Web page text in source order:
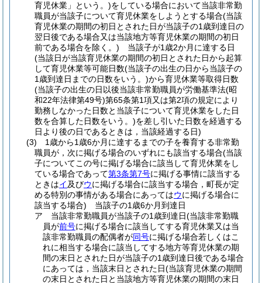
育児休業」という。)をしている場合において当該非常勤
職員が当該子について育児休業をしようとする場合(当該
育児休業の期間の初日とされた日が当該子の1歳到達日の
翌日後である場合又は当該地方等育児休業の期間の初日
前である場合を除く。) 当該子が1歳2か月に達する日
(当該日が当該育児休業の期間の初日とされた日から起算
して育児休業等可能日数(当該子の出生の日から当該子の
1歳到達日までの日数をいう。)から育児休業等取得日数
(当該子の出生の日以後当該非常勤職員が労働基準法(昭
和22年法律第49号)第65条第1項又は第2項の規定により
勤務しなかった日数と当該子について育児休業をした日
数を合算した日数をいう。)を差し引いた日数を経過する
日より後の日であるときは，当該経過する日)
(3)
1歳から1歳6か月に達するまでの子を養育する非常勤
職員が，次に掲げる場合のいずれにも該当する場合(当該
子についてこの号に掲げる場合に該当して育児休業をし
ている場合であって第3条第7号に掲げる事情に該当する
ときはイ及びウに掲げる場合に該当する場合，町長が定
める特別の事情がある場合にあってはウに掲げる場合に
該当する場合) 当該子の1歳6か月到達日
ア
当該非常勤職員が当該子の1歳到達日(当該非常勤職
員が前号に掲げる場合に該当してする育児休業又は当
該非常勤職員の配偶者が同号に掲げる場合若しくはこ
れに相当する場合に該当してする地方等育児休業の期
間の末日とされた日が当該子の1歳到達日後である場合
にあっては，当該末日とされた日(当該育児休業の期間
の末日とされた日と当該地方等育児休業の期間の末日